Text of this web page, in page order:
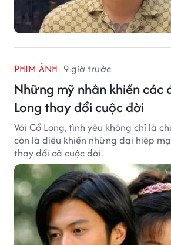
PHIM ẢNH 9 giờ trước
Những mỹ nhân khiến các
Long thay đổi cuộc đời
Với Cổ Long, tình yêu không chỉ là
còn là điều khiến những đại hiệp
thay đổi cả cuộc đời.